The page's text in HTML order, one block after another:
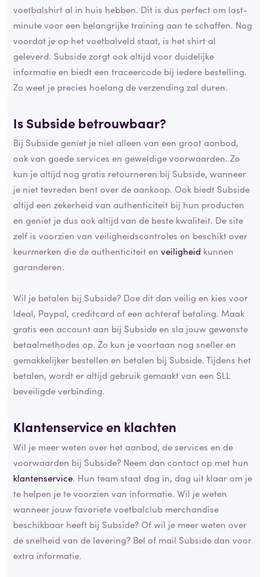
voetbalshirt al in huis hebben. Dit is dus perfect om last-
minute voor een belangrijke training aan te schaffen. Nog
voordat je op het voetbalveld staat, is het shirt al
geleverd. Subside zorgt ook altijd voor duidelijke
informatie en biedt een traceercode bij iedere bestelling.
Zo weet je precies hoelang de verzending zal duren.
Is Subside betrouwbaar?
Bij Subside geniet je niet alleen van een groot aanbod,
ook van goede services en geweldige voorwaarden. Zo
kun je altijd nog gratis retourneren bij Subside, wanneer
je niet tevreden bent over de aankoop. Ook biedt Subside
altijd een zekerheid van authenticiteit bij hun producten
en geniet je dus ook altijd van de beste kwaliteit. De site
zelf is voorzien van veiligheidscontroles en beschikt over
keurmerken die de authenticiteit en veiligheid kunnen
garanderen.
Wil je betalen bij Subside? Doe dit dan veilig en kies voor
Ideal, Paypal, creditcard of een achteraf betaling. Maak
gratis een account aan bij Subside en sla jouw gewenste
betaalmethodes op. Zo kun je voortaan nog sneller en
gemakkelijker bestellen en betalen bij Subside. Tijdens het
betalen, wordt er altijd gebruik gemaakt van een SLL
beveiligde verbinding.
Klantenservice en klachten
Wil je meer weten over het aanbod, de services en de
voorwaarden bij Subside? Neem dan contact op met hun
klantenservice. Hun team staat dag in, dag uit klaar om je
te helpen je te voorzien van informatie. Wil je weten
wanneer jouw favoriete voetbalclub merchandise
beschikbaar heeft bij Subside? Of wil je meer weten over
de snelheid van de levering? Bel of mail Subside dan voor
extra informatie.